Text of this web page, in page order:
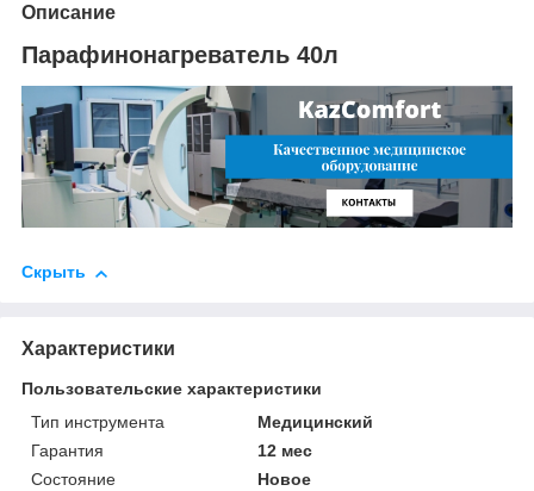
Описание
Парафинонагреватель 40л
Скрыть
Характеристики
Пользовательские характеристики
Тип инструмента
Медицинский
Гарантия
12 мес
Состояние
Новое